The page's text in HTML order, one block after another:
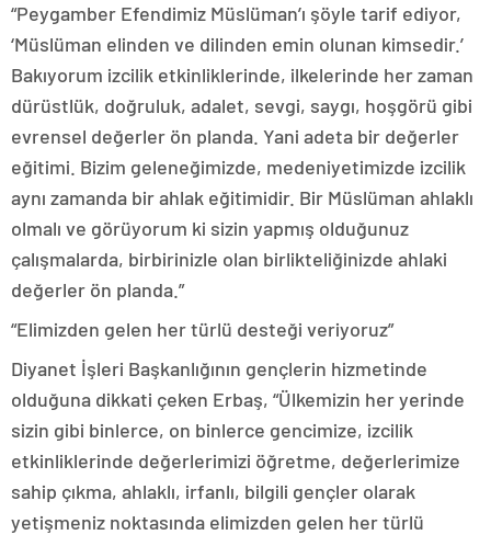
“Peygamber Efendimiz Müslüman’ı şöyle tarif ediyor,
‘Müslüman elinden ve dilinden emin olunan kimsedir.’
Bakıyorum izcilik etkinliklerinde, ilkelerinde her zaman
dürüstlük, doğruluk, adalet, sevgi, saygı, hoşgörü gibi
evrensel değerler ön planda. Yani adeta bir değerler
eğitimi. Bizim geleneğimizde, medeniyetimizde izcilik
aynı zamanda bir ahlak eğitimidir. Bir Müslüman ahlaklı
olmalı ve görüyorum ki sizin yapmış olduğunuz
çalışmalarda, birbirinizle olan birlikteliğinizde ahlaki
değerler ön planda.”
“Elimizden gelen her türlü desteği veriyoruz”
Diyanet İşleri Başkanlığının gençlerin hizmetinde
olduğuna dikkati çeken Erbaş, “Ülkemizin her yerinde
sizin gibi binlerce, on binlerce gencimize, izcilik
etkinliklerinde değerlerimizi öğretme, değerlerimize
sahip çıkma, ahlaklı, irfanlı, bilgili gençler olarak
yetişmeniz noktasında elimizden gelen her türlü